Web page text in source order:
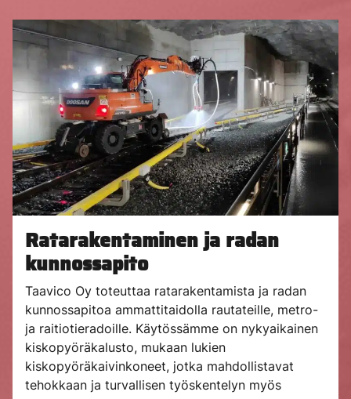
Ratarakentaminen ja radan
kunnossapito
Taavico Oy toteuttaa ratarakentamista ja radan
kunnossapitoa ammattitaidolla rautateille, metro-
ja raitiotieradoille. Käytössämme on nykyaikainen
kiskopyöräkalusto, mukaan lukien
kiskopyöräkaivinkoneet, jotka mahdollistavat
tehokkaan ja turvallisen työskentelyn myös